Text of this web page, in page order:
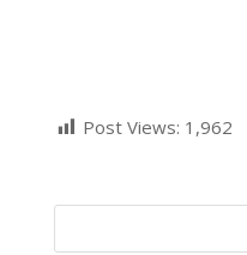
Post Views: 1,962